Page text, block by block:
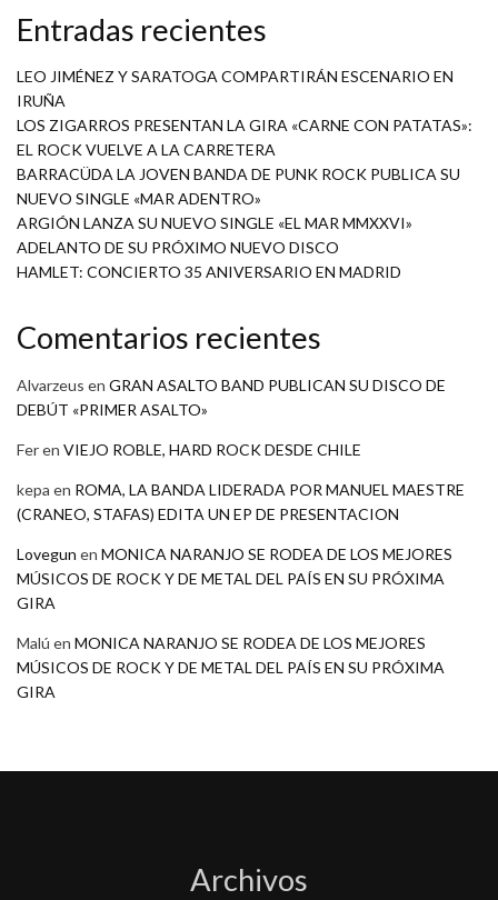
Entradas recientes
LEO JIMÉNEZ Y SARATOGA COMPARTIRÁN ESCENARIO EN
IRUÑA
LOS ZIGARROS PRESENTAN LA GIRA «CARNE CON PATATAS»:
EL ROCK VUELVE A LA CARRETERA
BARRACÜDA LA JOVEN BANDA DE PUNK ROCK PUBLICA SU
NUEVO SINGLE «MAR ADENTRO»
ARGIÓN LANZA SU NUEVO SINGLE «EL MAR MMXXVI»
ADELANTO DE SU PRÓXIMO NUEVO DISCO
HAMLET: CONCIERTO 35 ANIVERSARIO EN MADRID
Comentarios recientes
Alvarzeus en GRAN ASALTO BAND PUBLICAN SU DISCO DE
DEBÚT «PRIMER ASALTO»
Feren VIEJO ROBLE, HARD ROCK DESDE CHILE
kepa en ROMA, LA BANDA LIDERADA POR MANUEL MAESTRE
(CRANEO, STAFAS) EDITA UN EP DE PRESENTACION
Lovegun en MONICA NARANJO SE RODEA DE LOS MEJORES
MÚSICOS DE ROCK Y DE METAL DEL PAÍS EN SU PRÓXIMA
GIRA
Malú en MONICA NARANJO SE RODEA DE LOS MEJORES
MÚSICOS DE ROCK Y DE METAL DEL PAÍS EN SU PRÓXIMA
GIRA
Archivos